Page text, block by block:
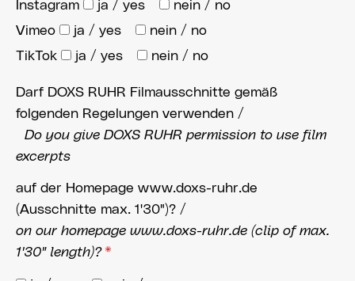
Instagram ja / yes
nein / no
Vimeo
ja / yes
nein / no
TikTok
ja / yes nein / no
Darf DOXS RUHR Filmausschnitte gemäß
folgenden Regelungen verwenden /
Do you give DOXS RUHR permission to use film
excerpts
auf der Homepage www.doxs-ruhr.de
(Ausschnitte max. 1'30")? /
on our homepage www.doxs-ruhr.de (clip of max.
1'30" length)? *